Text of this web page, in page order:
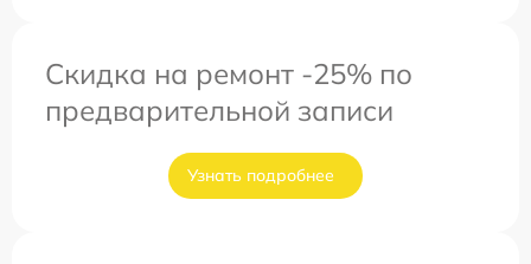
Скидка на ремонт -25% по
предварительной записи
Узнать подробнее